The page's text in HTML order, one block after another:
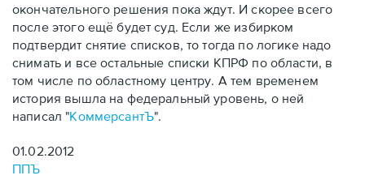
окончательного решения пока ждут. И скорее всего
после этого ещё будет суд. Если же избирком
подтвердит снятие списков, то тогда по логике надо
снимать и все остальные списки КПРФ по области, в
том числе по областному центру. А тем временем
история вышла на федеральный уровень, о ней
написал "КоммерсантЪ".
01.02.2012
ППЪ